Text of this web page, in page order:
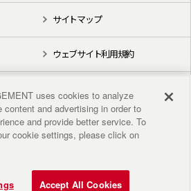
サイトマップ
ウェブサイト利用規約
YouTube
uses cookies to analyze
content and advertising in order to
and provide better service. To
cookie settings, please click on
Accept All Cookies